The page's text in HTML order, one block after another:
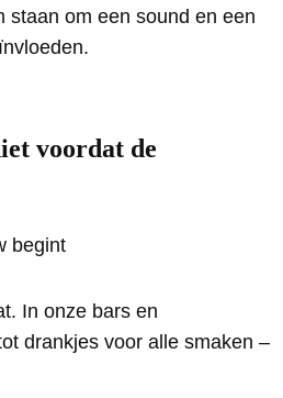
staan om een sound en een
voordat de
In onze bars en
drankjes voor alle smaken –